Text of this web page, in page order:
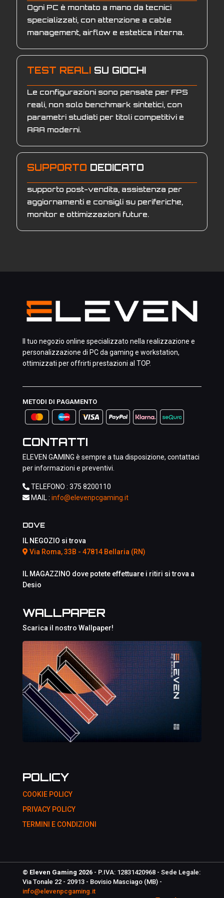
Ogni PC è montato a mano da tecnici
specializzati, con attenzione a cable
management, airflow e estetica interna.
TEST REALI SU GIOCHI
Le configurazioni sono pensate per FPS
reali, non solo benchmark sintetici, con
parametri studiati per titoli competitivi e
AAA moderni.
SUPPORTO DEDICATO
supporto post-vendita, assistenza per
aggiornamenti e consigli su periferiche,
monitor e ottimizzazioni future.
Il tuo negozio online specializzato nella realizzazione e
personalizzazione di PC da gaming e workstation,
ottimizzati per offrirti prestazioni al TOP.
METODI DI PAGAMENTO
CONTATTI
ELEVEN GAMING è sempre a tua disposizione, contattaci
per informazioni e preventivi.
TELEFONO : 375 8200110
MAIL : info@elevenpcgaming.it
DOVE
IL NEGOZIO si trova
Via Roma, 33B - 47814 Bellaria (RN)
IL MAGAZZINO dove potete effettuare i ritiri si trova a
Desio
WALLPAPER
Scarica il nostro Wallpaper!
POLICY
COOKIE POLICY
PRIVACY POLICY
TERMINI E CONDIZIONI
© Eleven Gaming 2026 - P.IVA: 12831420968 - Sede Legale:
Via Tonale 22 - 20913 - Bovisio Masciago (MB) -
info@elevenpcgaming.it